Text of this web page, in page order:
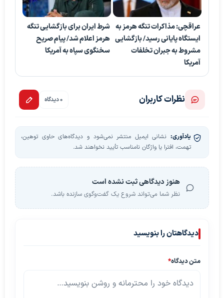
عراقچی: مذاکرات تنگه هرمز به
ایستگاه پایانی رسید/ بازگشایی
مشروط به جبران تخلفات
آمریکا
شرط ایران برای بازگشایی تنگه
هرمز اعلام شد/ پیام صریح
سخنگوی سپاه به آمریکا
نظرات کاربران 0 دیدگاه
یادآوری: نشانی ایمیل منتشر نمی‌شود و دیدگاه‌های حاوی توهین،
تهمت، افترا یا واژگان نامناسب تأیید نخواهند شد.
هنوز دیدگاهی ثبت نشده است
نظر شما می‌تواند شروع یک گفت‌وگوی سازنده باشد.
دیدگاهتان را بنویسید
متن دیدگاه*